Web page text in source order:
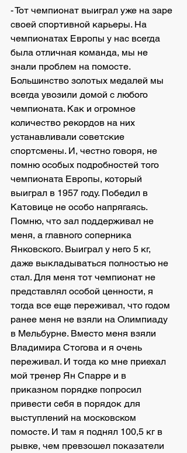
- Тот чемпионат выиграл уже на заре
своей спортивной карьеры. На
чемпионатах Европы у нас всегда
была отличная команда, мы не
знали проблем на помосте.
Большинство золотых медалей мы
всегда увозили домой с любого
чемпионата. Как и огромное
количество рекордов на них
устанавливали советские
спортсмены. И, честно говоря, не
помню особых подробностей того
чемпионата Европы, который
выиграл в 1957 году. Победил в
Катовице не особо напрягаясь.
Помню, что зал поддерживал не
меня, а главного соперника
Янковского. Выиграл у него 5 кг,
даже выкладываться полностью не
стал. Для меня тот чемпионат не
представлял особой ценности, я
тогда все еще переживал, что годом
ранее меня не взяли на Олимпиаду
в Мельбурне. Вместо меня взяли
Владимира Стогова и я очень
переживал. И тогда ко мне приехал
мой тренер Ян Спарре и в
приказном порядке попросил
привести себя в порядок для
выступлений на московском
помосте. И там я поднял 100,5 кг в
рывке, чем превзошел показатели